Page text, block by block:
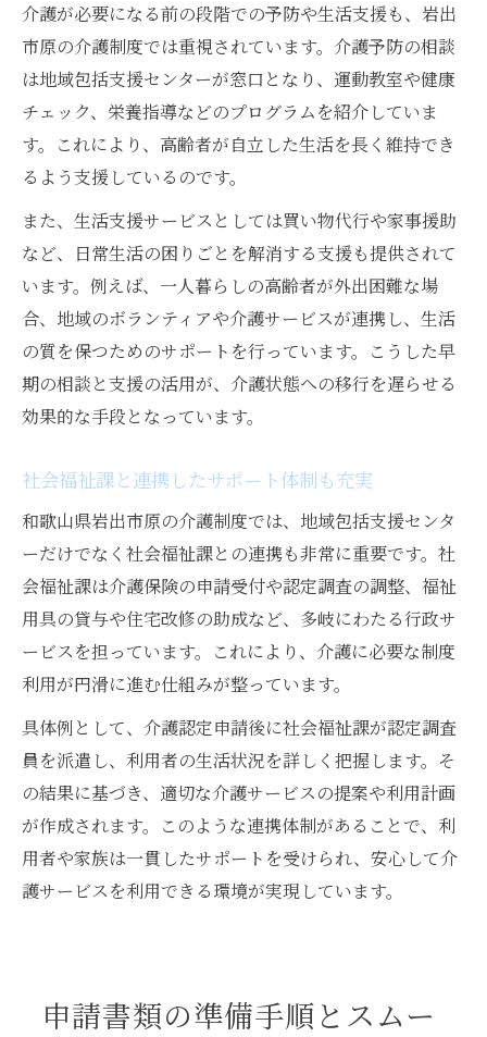
介護が必要になる前の段階での予防や生活支援も、岩出
市原の介護制度では重視されています。介護予防の相談
は地域包括支援センターが窓口となり、運動教室や健康
チェック、栄養指導などのプログラムを紹介していま
す。これにより、高齢者が自立した生活を長く維持でき
るよう支援しているのです。
また、生活支援サービスとしては買い物代行や家事援助
など、日常生活の困りごとを解消する支援も提供されて
います。例えば、一人暮らしの高齢者が外出困難な場
合、地域のボランティアや介護サービスが連携し、生活
の質を保つためのサポートを行っています。こうした早
期の相談と支援の活用が、介護状態への移行を遅らせる
効果的な手段となっています。
社会福祉課と連携したサポート体制も充実
和歌山県岩出市原の介護制度では、地域包括支援センタ
ーだけでなく社会福祉課との連携も非常に重要です。社
会福祉課は介護保険の申請受付や認定調査の調整、福祉
用具の貸与や住宅改修の助成など、多岐にわたる行政サ
ービスを担っています。これにより、介護に必要な制度
利用が円滑に進む仕組みが整っています。
具体例として、介護認定申請後に社会福祉課が認定調査
員を派遣し、利用者の生活状況を詳しく把握します。そ
の結果に基づき、適切な介護サービスの提案や利用計画
が作成されます。このような連携体制があることで、利
用者や家族は一貫したサポートを受けられ、安心して介
護サービスを利用できる環境が実現しています。
申請書類の準備手順とスムー